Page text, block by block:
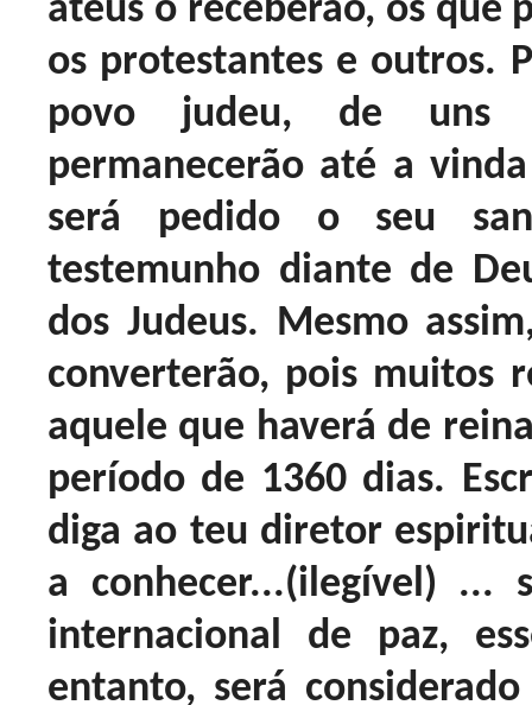
ateus o receberão, os que
os protestantes e outros.
povo judeu, de uns
permanecerão até a
será pedido o seu
testemunho diante de
dos Judeus. Mesmo
converterão, pois muitos
aquele que haverá de
período de 1360 dias.
diga ao teu diretor
a conhecer...(ilegível) ...
internacional de paz,
entanto, será